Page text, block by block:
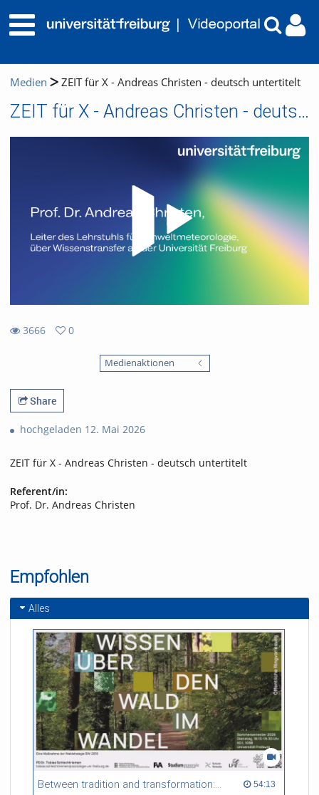
Medien ZEIT für X - Andreas Christen - deutsch untertitelt
ZEIT für X - Andreas Christen - deutsch untertitelt
3666
0
Medienaktionen
Share
hochgeladen 12. Mai 2026
ZEIT für X - Andreas Christen - deutsch untertitelt
Referent/in:
Prof. Dr. Andreas Christen
Empfohlen
Alles
Between tradition and transformation: how owners, advisers and institutions co-create knowledge for resilient forests in Europe 54:13
54:13 duration